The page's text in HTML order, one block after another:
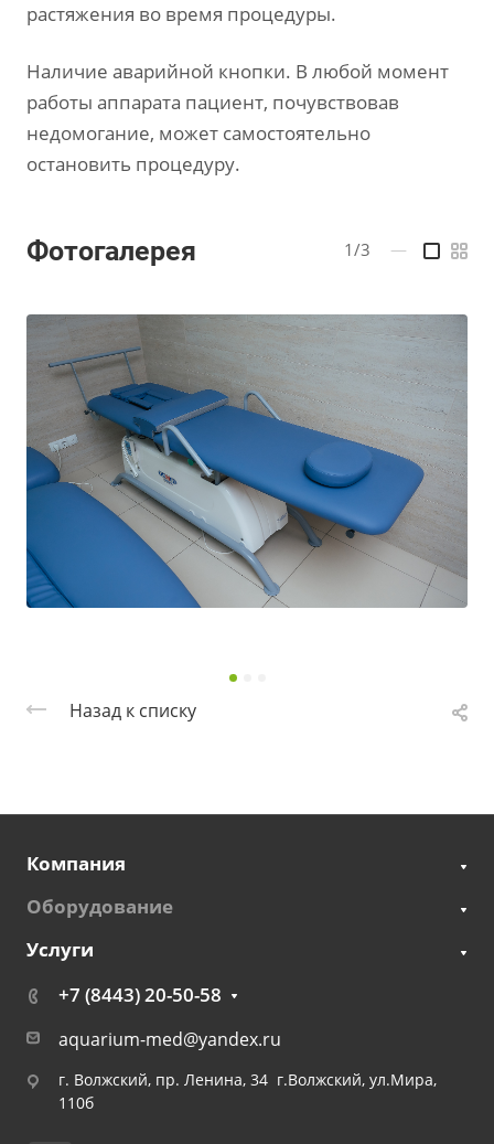
растяжения во время процедуры.
Наличие аварийной кнопки. В любой момент
работы аппарата пациент, почувствовав
недомогание, может самостоятельно
остановить процедуру.
Фотогалерея 1/3 —
Назад к списку
Компания
Оборудование
Услуги
+7 (8443) 20-50-58
aquarium-med@yandex.ru
г. Волжский, пр. Ленина, 34 г.Волжский, ул.Мира,
110б